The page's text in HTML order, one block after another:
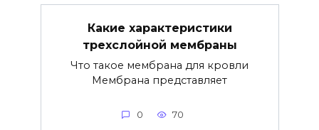
Какие характеристики
трехслойной мембраны
Что такое мембрана для кровли
Мембрана представляет
0 70